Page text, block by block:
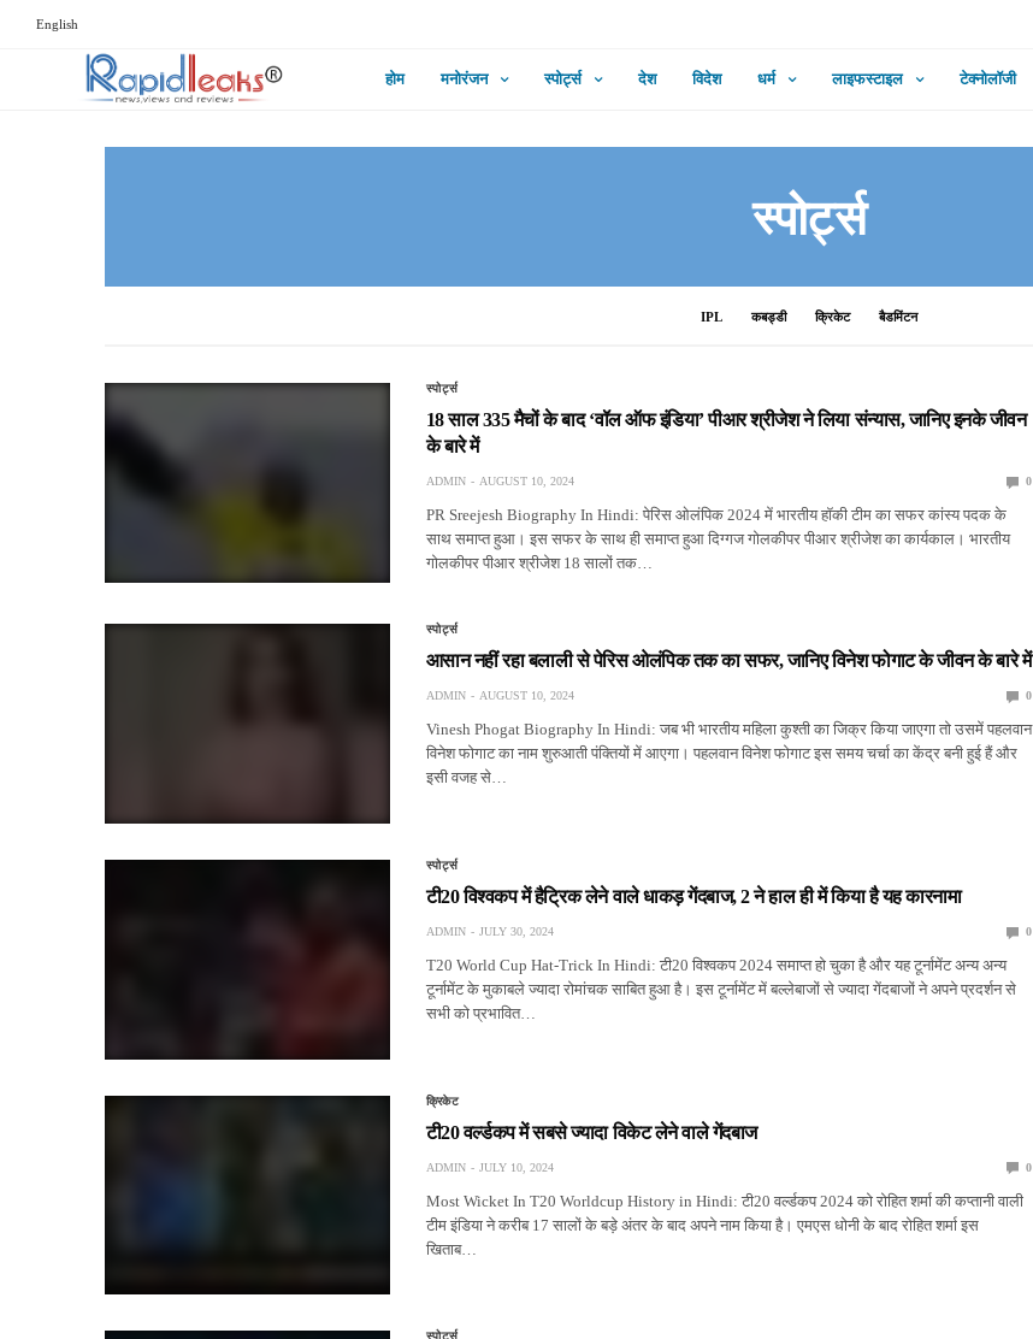
English
होम मनोरंजन स्पोर्ट्स देश विदेश धर्म लाइफस्टाइल टेक्नोलॉजी
स्पोर्ट्स
IPL कबड्डी क्रिकेट बैडमिंटन
स्पोर्ट्स
18 साल 335 मैचों के बाद ‘वॉल ऑफ इंडिया’ पीआर श्रीजेश ने लिया संन्यास, जानिए इनके जीवन
के बारे में
ADMIN AUGUST 10, 2024 0
PR Sreejesh Biography In Hindi: पेरिस ओलंपिक 2024 में भारतीय हॉकी टीम का सफर कांस्य पदक के
साथ समाप्त हुआ। इस सफर के साथ ही समाप्त हुआ दिग्गज गोलकीपर पीआर श्रीजेश का कार्यकाल। भारतीय
गोलकीपर पीआर श्रीजेश 18 सालों तक…
स्पोर्ट्स
आसान नहीं रहा बलाली से पेरिस ओलंपिक तक का सफर, जानिए विनेश फोगाट के जीवन के बारे में
ADMIN AUGUST 10, 2024 0
Vinesh Phogat Biography In Hindi: जब भी भारतीय महिला कुश्ती का जिक्र किया जाएगा तो उसमें पहलवान
विनेश फोगाट का नाम शुरुआती पंक्तियों में आएगा। पहलवान विनेश फोगाट इस समय चर्चा का केंद्र बनी हुई हैं और
इसी वजह से…
स्पोर्ट्स
टी20 विश्वकप में हैट्रिक लेने वाले धाकड़ गेंदबाज, 2 ने हाल ही में किया है यह कारनामा
ADMIN JULY 30, 2024 0
T20 World Cup Hat-Trick In Hindi: टी20 विश्वकप 2024 समाप्त हो चुका है और यह टूर्नामेंट अन्य अन्य
टूर्नामेंट के मुकाबले ज्यादा रोमांचक साबित हुआ है। इस टूर्नामेंट में बल्लेबाजों से ज्यादा गेंदबाजों ने अपने प्रदर्शन से
सभी को प्रभावित…
क्रिकेट
टी20 वर्ल्डकप में सबसे ज्यादा विकेट लेने वाले गेंदबाज
ADMIN JULY 10, 2024 0
Most Wicket In T20 Worldcup History in Hindi: टी20 वर्ल्डकप 2024 को रोहित शर्मा की कप्तानी वाली
टीम इंडिया ने करीब 17 सालों के बड़े अंतर के बाद अपने नाम किया है। एमएस धोनी के बाद रोहित शर्मा इस
खिताब…